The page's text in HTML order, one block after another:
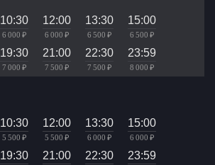
10:30
6 000 ₽
12:00
6 000 ₽
13:30
6 500 ₽
15:00
6 500 ₽
19:30
7 000 ₽
21:00
7 500 ₽
22:30
7 500 ₽
23:59
8 000 ₽
10:30
5 500 ₽
12:00
5 500 ₽
13:30
6 000 ₽
15:00
6 000 ₽
19:30 21:00 22:30 23:59